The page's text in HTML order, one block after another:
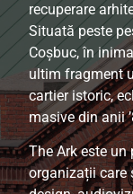
recuperare
Situată peste
Coșbuc, în
ultim fragment
cartier istoric,
masive din anii
The Ark este
organizații care